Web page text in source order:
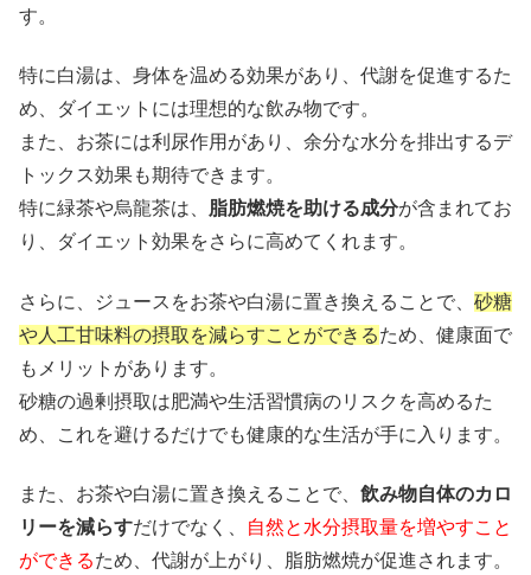
す。
特に白湯は、身体を温める効果があり、代謝を促進するた
め、ダイエットには理想的な飲み物です。
また、お茶には利尿作用があり、余分な水分を排出するデ
トックス効果も期待できます。
特に緑茶や烏龍茶は、 脂肪燃焼を助ける成分が含まれてお
り、ダイエット効果をさらに高めてくれます。
さらに、ジュースをお茶や白湯に置き換えることで、 砂糖
や人工甘味料の摂取を減らすことができるため、健康面で
もメリットがあります。
砂糖の過剰摂取は肥満や生活習慣病のリスクを高めるた
め、これを避けるだけでも健康的な生活が手に入ります。
また、お茶や白湯に置き換えることで、 飲み物自体のカロ
リーを減らすだけでなく、
自然と水分摂取量を増やすこと
ができるため、代謝が上がり、脂肪燃焼が促進されます。